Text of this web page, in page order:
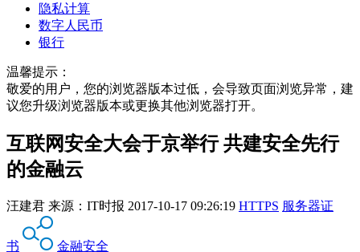
隐私计算
数字人民币
银行
温馨提示：
敬爱的用户，您的浏览器版本过低，会导致页面浏览异常，建
议您升级浏览器版本或更换其他浏览器打开。
互联网安全大会于京举行 共建安全先行
的金融云
汪建君 来源： IT时报 2017-10-17 09:26:19 HTTPS 服务器证
书
金融安全